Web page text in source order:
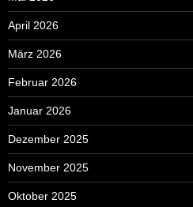
April 2026
März 2026
Februar 2026
Januar 2026
Dezember 2025
November 2025
Oktober 2025